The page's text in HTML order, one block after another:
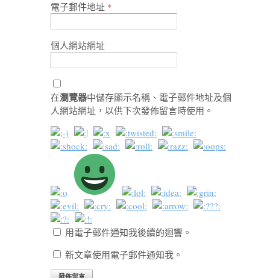
電子郵件地址 *
個人網站網址
在瀏覽器中儲存顯示名稱、電子郵件地址及個
人網站網址，以供下次發佈留言時使用。
用電子郵件通知我後續的迴響。
新文章使用電子郵件通知我。